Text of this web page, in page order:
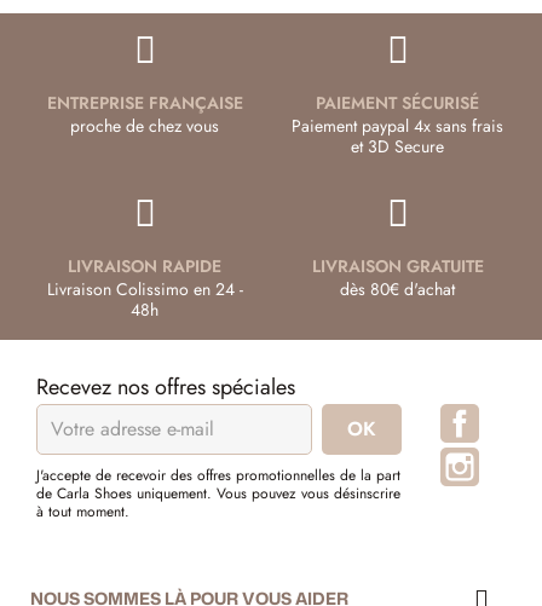
ENTREPRISE FRANÇAISE
proche de chez vous
PAIEMENT SÉCURISÉ
Paiement paypal 4x sans frais
et 3D Secure
LIVRAISON RAPIDE
Livraison Colissimo en 24 -
48h
LIVRAISON GRATUITE
dès 80€ d'achat
Recevez nos offres spéciales
J'accepte de recevoir des offres promotionnelles de la part
de Carla Shoes uniquement. Vous pouvez vous désinscrire
à tout moment.
NOUS SOMMES LÀ POUR VOUS AIDER